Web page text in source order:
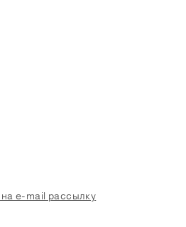
e-mail рассылку